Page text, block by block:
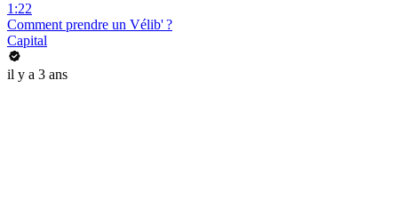
1:22
Comment prendre un Vélib' ?
Capital
il y a 3 ans